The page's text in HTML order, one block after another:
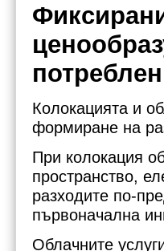
Колокацията и
формиране на
При колокация
пространство,
разходите по-
първоначална
Облачните